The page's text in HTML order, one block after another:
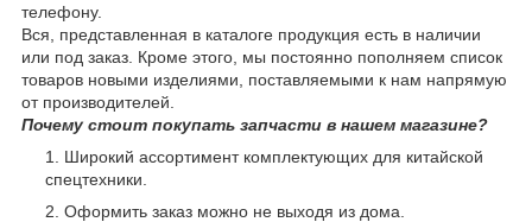
телефону.
Вся, представленная в каталоге продукция есть в наличии
или под заказ. Кроме этого, мы постоянно пополняем список
товаров новыми изделиями, поставляемыми к нам напрямую
от производителей.
Почему стоит покупать запчасти в нашем магазине?
Широкий ассортимент комплектующих для китайской
спецтехники.
Оформить заказ можно не выходя из дома.